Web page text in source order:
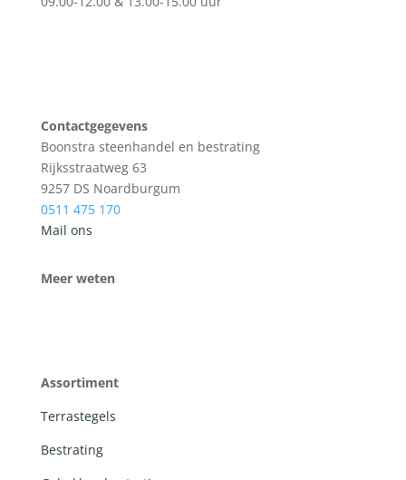
Contactgegevens
Boonstra steenhandel en bestrating
Rijksstraatweg 63
9257 DS Noardburgum
0511 475 170
Mail ons
Meer weten
Assortiment
Terrastegels
Bestrating